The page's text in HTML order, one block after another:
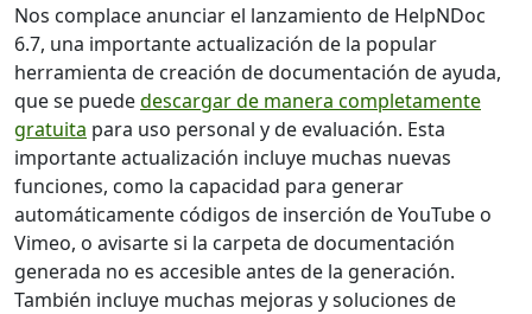
Nos complace anunciar el lanzamiento de HelpNDoc
6.7, una importante actualización de la popular
herramienta de creación de documentación de ayuda,
que se puededescargar de manera completamente
gratuita para uso personal y de evaluación. Esta
importante actualización incluye muchas nuevas
funciones, como la capacidad para generar
automáticamente códigos de inserción de YouTube o
Vimeo, o avisarte si la carpeta de documentación
generada no es accesible antes de la generación.
También incluye muchas mejoras y soluciones de